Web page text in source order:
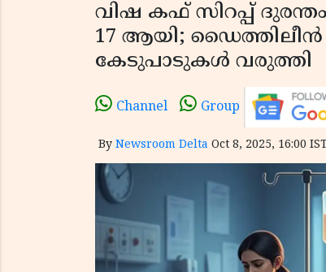
വിഷ കഫ് സിറപ്പ്
17 ആയി; ഡൈത്തിലീൻ
കേടുപാടുകൾ വരുത്തി
Channel Group
By Newsroom Delta Oct 8, 2025, 16:00